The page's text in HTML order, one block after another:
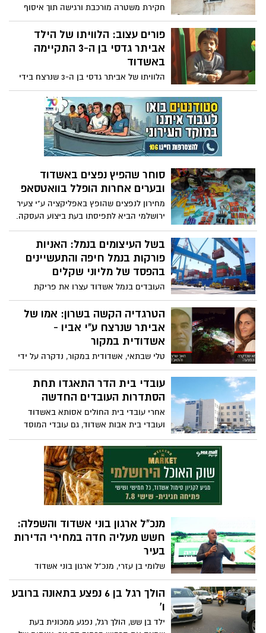
חקירת משטרה מורכבת ורגישה תוך איסוף
נרחב של עדויות, ראיות וחוות דעת מקצועית
של חוקר השריפות, יצרו תשתית ראייתית
איתנה נגד תושבת אשדוד (29) החשודה
בהצתת דירתה בעת ששהתה בה יחד עם שני
מעת לעת בבית המשפט וכתב אישום חמור
צפוי להיות מוגש היום (רביעי) באמצעות
פרקליטות דרום
פורים עצוב: הלוויתו של הילד
אביתר גדסי בן ה-3 התקיימה
באשדוד
הלוויתו של אביתר גדסי בן ה-3 שנרצח בידי
אביו התקיימה הערב (ג') בשעה 20:00 בבית
העלמין באשדוד. טלי שבתאי, אימו של
אביתר, תושבת אשדוד במקור. בני משפחתה
הגרעינית הם אשדודים. במשפחה ביקשו שלא
לסקר את הלוויה
סוחר שהפיץ נפצים באשדוד
ובערים אחרות הופלל בוואטסאפ
מחירון לנפצים שהופץ באפליקציה ע"י צעיר
ירושלמי הביא לתפיסתו בעת ביצוע העסקה.
ולפשיטה על המקום שבו הוחבאה הסחורה
בשל העיצומים בנמל: האניות
פורקות בנמל חיפה והתעשיינים
בהפסד של מליוני שקלים
העובדים בנמל אשדוד עצרו את פריקת
האוניות ביומיים האחרונים במחאה על כך
שההנהלה העבירה אליהם חלק מקנס שהוטל
על הנמל בשל זיהום. התעשיינים שצפויים
להנזק במליונים דורשים משר התחבורה
להתערב באופן מיידי
הטרגדיה הקשה בשרון: אמו של
אביתר שנרצח ע"י אביו -
אשדודית במקור
טלי שבתאי, אשדודית במקור, נדקרה על ידי
בעלה שחטף את בנם המשותף ונמלט. אחרי
יממה של חיפושים אחריו, אתמול הוא רצח
את בנו אביתר בן ה-3 והתאבד על פסי
תתקיים באשדוד
עובדי בית הדר התאגדו תחת
הסתדרות העובדים החדשה
אחרי עובדי בית החולים אסותא באשדוד
ועובדי בית אבות אשדוד, גם עובדי המוסד
הסיעודי בית הדר מתאגדים תחת ההסתדרות
החדשה
מנכ"ל ארגון בוני אשדוד והשפלה:
חשש מעליה חדה במחירי הדירות
בעיר
שלומי בן עזרי, מנכ"ל ארגון בוני אשדוד
והשפלה בהתבטאות חריפה על מחירי הדירות
בעיר: ""חשש ממשי שהתפרצות בביקוש
לדירות באשדוד יביא לזינוק במחירי הדירות
באזור השרון התופעה כבר מתרחשת, שם
הולך רגל בן 6 נפצע בתאונה ברובע
ו'
ילד בן שש, הולך רגל, נפגע ממכונית בעת